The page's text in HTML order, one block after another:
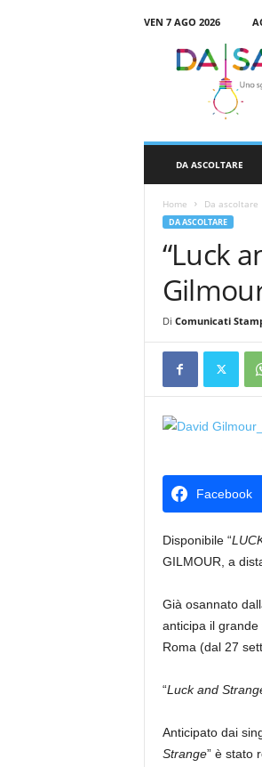
VEN 7 AGO 2026
DA ASCOLTARE
Home Da ascoltare
DA ASCOLTARE
“Luck
Di Comunicati
Facebook
Disponibile “
GILMOUR, a
Già osannato
anticipa il
Roma (dal 27
“Luck and
Anticipato dai
Strange” è stato